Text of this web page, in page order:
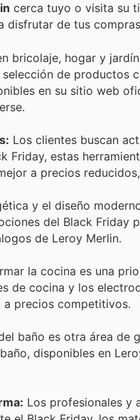
cerca tuyo o visita su
disfrutar de tus
bricolaje, hogar y
de productos
en su sitio web
Los clientes buscan
Friday, estas
a precios
y el diseño
del Black Friday
de Leroy Merlin.
la cocina es una
de cocina y los
a precios competitivos.
baño es otra área de
disponibles en
Los profesionales y